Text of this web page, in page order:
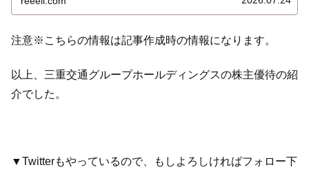
注意※こちらの情報は記事作成時の情報になります。
以上、三重交通グループホールディングスの株主優待の紹
介でした。
▼Twitterもやっているので、もしよろしければフォロー下